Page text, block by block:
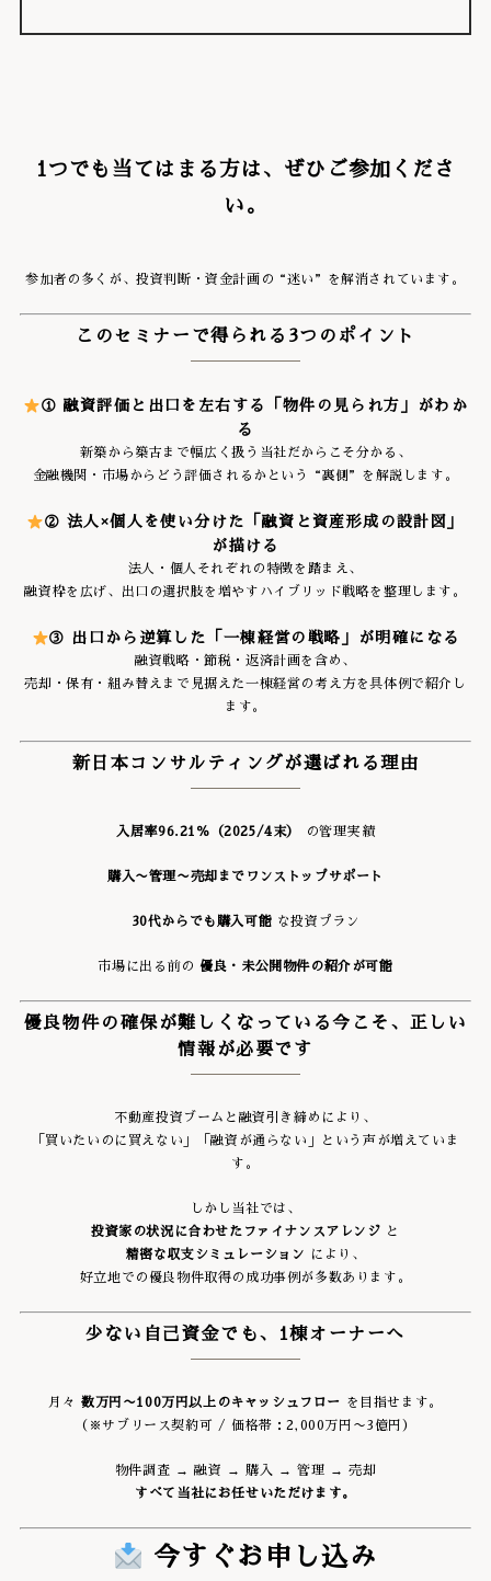
1つでも当てはまる方は、ぜひご参加くださ
い。
参加者の多くが、投資判断・資金計画の“迷い”を解消されています。
このセミナーで得られる3つのポイント
① 融資評価と出口を左右する「物件の見られ方」がわか
る
新築から築古まで幅広く扱う当社だからこそ分かる、
金融機関・市場からどう評価されるかという“裏側”を解説します。
② 法人×個人を使い分けた「融資と資産形成の設計図」
が描ける
法人・個人それぞれの特徴を踏まえ、
融資枠を広げ、出口の選択肢を増やすハイブリッド戦略を整理します。
③ 出口から逆算した「一棟経営の戦略」が明確になる
融資戦略・節税・返済計画を含め、
売却・保有・組み替えまで見据えた一棟経営の考え方を具体例で紹介し
ます。
新日本コンサルティングが選ばれる理由
入居率96.21％（2025/4末） の管理実績
購入〜管理〜売却までワンストップサポート
30代からでも購入可能 な投資プラン
市場に出る前の 優良・未公開物件の紹介が可能
優良物件の確保が難しくなっている今こそ、正しい
情報が必要です
不動産投資ブームと融資引き締めにより、
「買いたいのに買えない」「融資が通らない」という声が増えていま
す。
しかし当社では、
投資家の状況に合わせたファイナンスアレンジ
と
精密な収支シミュレーション
により、
好立地での優良物件取得の成功事例が多数あります。
少ない自己資金でも、1棟オーナーへ
月々 数万円〜100万円以上のキャッシュフロー を目指せます。
（※サブリース契約可 / 価格帯：2,000万円〜3億円）
物件調査 → 融資 → 購入 → 管理 → 売却
すべて当社にお任せいただけます。
今すぐお申し込み